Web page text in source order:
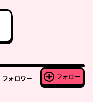
フォロワー フォロー